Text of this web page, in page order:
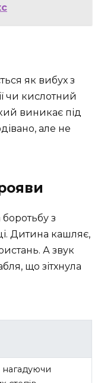
як вибух з
чи кислотний
виникає під
але не
з
Дитина кашляє,
А звук
що зітхнула
нагадуючи